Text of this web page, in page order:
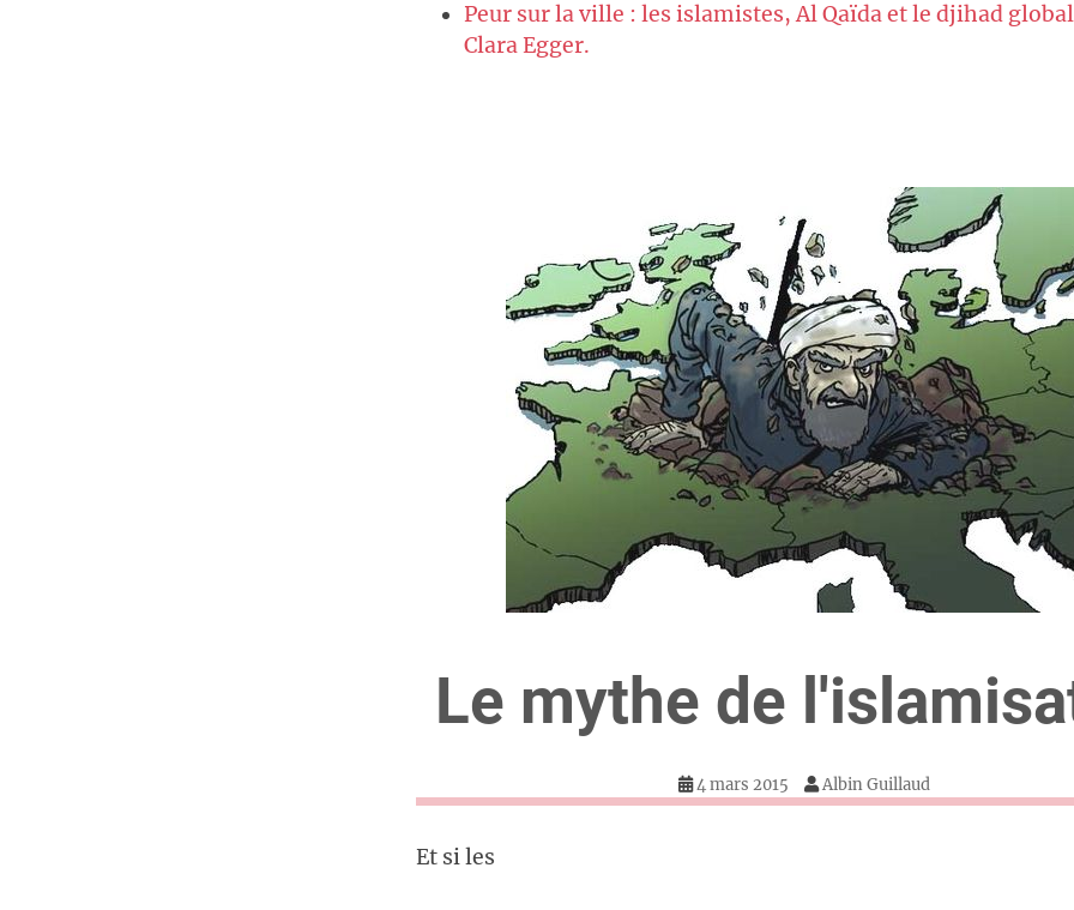
Peur sur la ville : les islamistes, Al Qaïda et le djihad
Clara Egger.
Le mythe de
4 mars 2015 Albin Guillaud
Et si les